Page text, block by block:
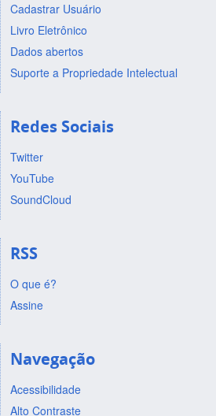
Cadastrar Usuário
Livro Eletrônico
Dados abertos
Suporte a Propriedade Intelectual
Redes Sociais
Twitter
YouTube
SoundCloud
RSS
O que é?
Assine
Navegação
Acessibilidade
Alto Contraste